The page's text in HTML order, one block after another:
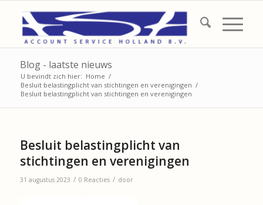
Blog - laatste nieuws
U bevindt zich hier: Home /
Besluit belastingplicht van stichtingen en verenigingen /
Besluit belastingplicht van stichtingen en verenigingen
Besluit belastingplicht van
stichtingen en verenigingen
31 augustus 2023 / 0 Reacties / door